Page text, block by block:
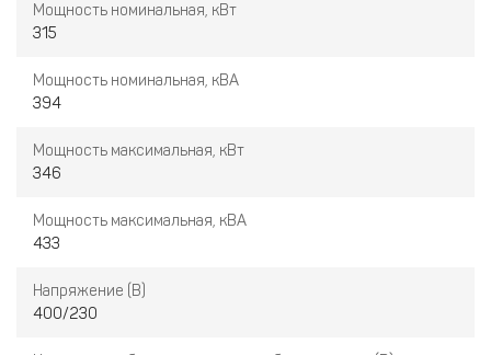
Мощность номинальная, кВт
315
Мощность номинальная, кВА
394
Мощность максимальная, кВт
346
Мощность максимальная, кВА
433
Напряжение (В)
400/230